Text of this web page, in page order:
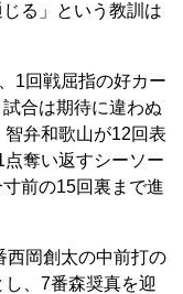
る」という教訓は
1回戦屈指の好カー
合は期待に違わぬ
弁和歌山が12回表
奪い返すシーソー
前の15回裏まで進
岡創太の中前打の
、7番森奨真を迎